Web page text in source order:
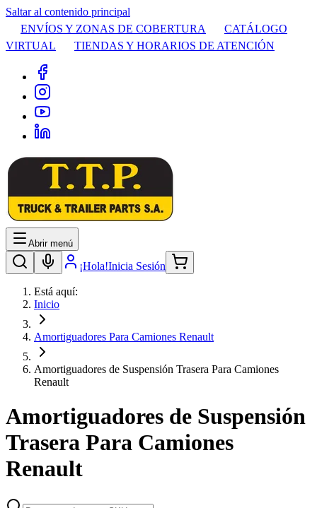
Saltar al contenido principal
ENVÍOS Y ZONAS DE COBERTURA
CATÁLOGO
VIRTUAL
TIENDAS Y HORARIOS DE ATENCIÓN
Abrir menú
¡Hola!Inicia Sesión
Está aquí:
Inicio
Amortiguadores Para Camiones Renault
Amortiguadores de Suspensión Trasera Para Camiones
Renault
Amortiguadores de Suspensión
Trasera Para Camiones
Renault